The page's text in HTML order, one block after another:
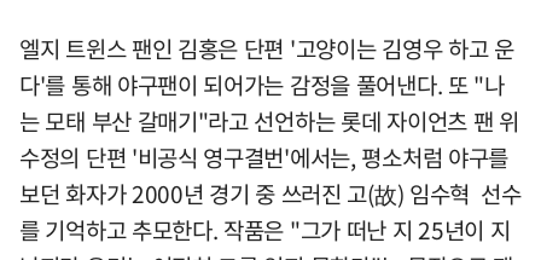
엘지 트윈스 팬인 김홍은 단편 '고양이는 김영우 하고 운
다'를 통해 야구팬이 되어가는 감정을 풀어낸다. 또 "나
는 모태 부산 갈매기"라고 선언하는 롯데 자이언츠 팬 위
수정의 단편 '비공식 영구결번'에서는, 평소처럼 야구를
보던 화자가 2000년 경기 중 쓰러진 고(故) 임수혁 선수
를 기억하고 추모한다. 작품은 "그가 떠난 지 25년이 지